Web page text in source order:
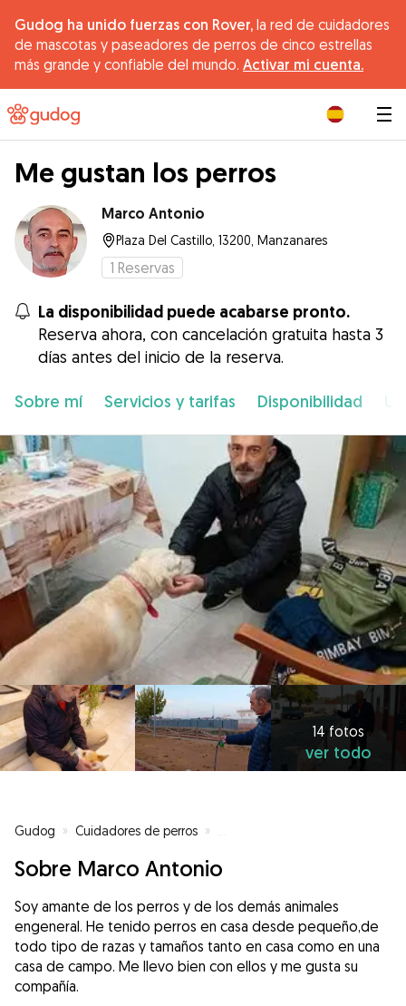
Gudog ha unido fuerzas con Rover, la red de cuidadores
de mascotas y paseadores de perros de cinco estrellas
más grande y confiable del mundo. Activar mi cuenta.
Me gustan los perros
Marco Antonio
Plaza Del Castillo, 13200, Manzanares
1 Reservas
La disponibilidad puede acabarse pronto.
Reserva ahora, con cancelación gratuita hasta 3
días antes del inicio de la reserva.
Sobre mí Servicios y tarifas Disponibilidad
14 fotos
ver todo
Gudog » Cuidadores de perros »
Sobre Marco Antonio
Soy amante de los perros y de los demás animales
engeneral. He tenido perros en casa desde pequeño,de
todo tipo de razas y tamaños tanto en casa como en una
casa de campo. Me llevo bien con ellos y me gusta su
compañía.